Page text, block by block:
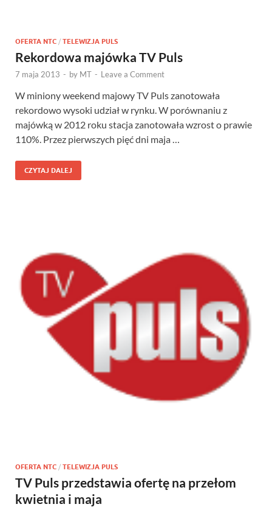
OFERTA NTC / TELEWIZJA PULS
Rekordowa majówka TV Puls
7 maja 2013 - by MT - Leave a Comment
W miniony weekend majowy TV Puls zanotowała
rekordowo wysoki udział w rynku. W porównaniu z
majówką w 2012 roku stacja zanotowała wzrost o prawie
110%. Przez pierwszych pięć dni maja …
CZYTAJ DALEJ
OFERTA NTC / TELEWIZJA PULS
TV Puls przedstawia ofertę na przełom
kwietnia i maja